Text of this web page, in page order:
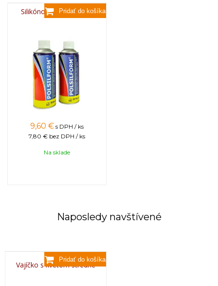
Silikónový sprej 400 ml
9,60 € s DPH / ks
7,80 € bez DPH / ks
Na sklade
Naposledy navštívené
Vajíčko s kvetom stredné